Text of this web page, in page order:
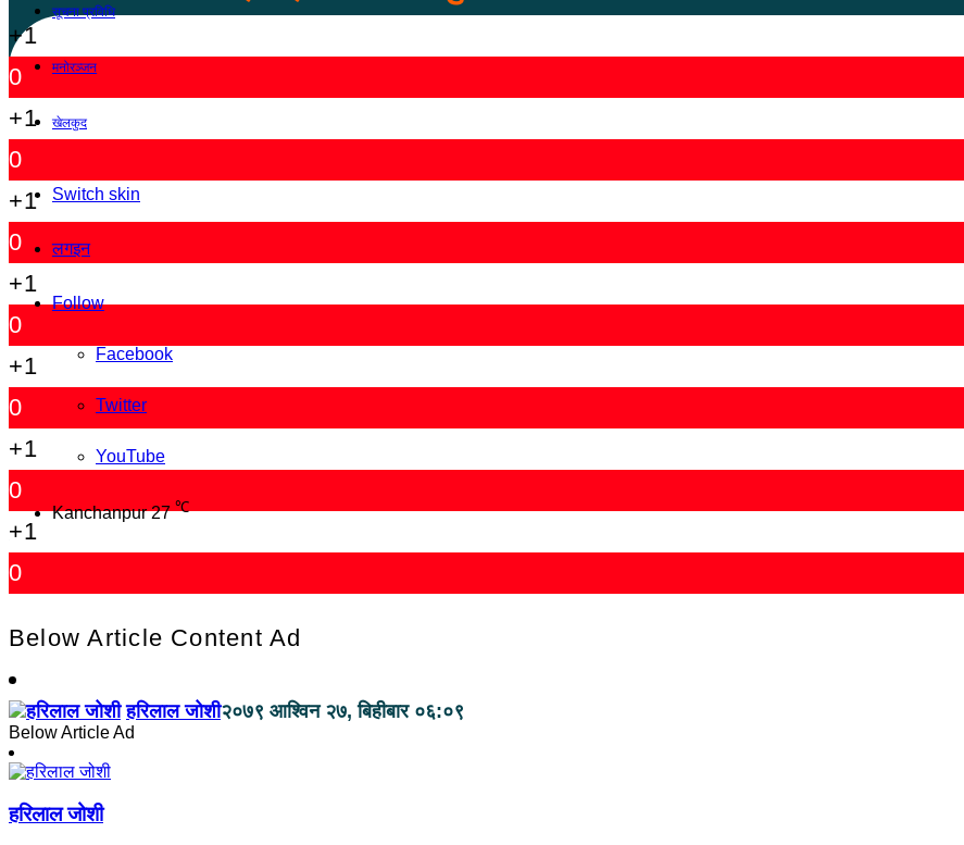
सूचना प्रविधि
मनोरञ्जन
खेलकुद
Switch skin
लगइन
Follow
Facebook
Twitter
YouTube
Kanchanpur 27℃
+1
0
+1
0
+1
0
+1
0
+1
0
+1
0
+1
0
Below Article Content Ad
हरिलाल जोशी२०७९ आश्विन २७, बिहीबार ०६:०९
Below Article Ad
हरिलाल जोशी